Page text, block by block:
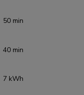
50 min
40 min
7 kWh